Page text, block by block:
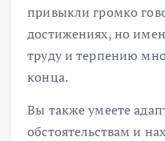
привыкли громко
достижениях, но
труду и терпению
конца.
Вы также умеете
обстоятельствам и